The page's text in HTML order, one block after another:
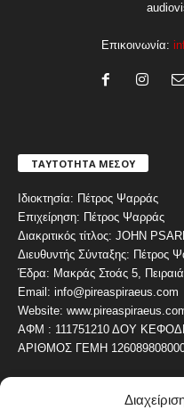
Επικοινωνία:
ΤΑΥΤΟΤΗΤΑ ΜΕΣΟΥ
Ιδιοκτησία: Πέτρος Ψαρράς
Επιχείρηση: Πέτρος Ψαρράς
Διακριτικός τίτλος: JOHN
Διευθυντής Σύνταξης: Πέτρος
Έδρα: Μακράς Στοάς 5,
Email: info@pireaspiraeus.com
Website:
ΑΦΜ : 111751210 ΔΟΥ
ΑΡΙΘΜΟΣ ΓΕΜΗ
ΔΗΜΟΦΙΛΗ ΚΑΤΗΓΟΡΙΑ